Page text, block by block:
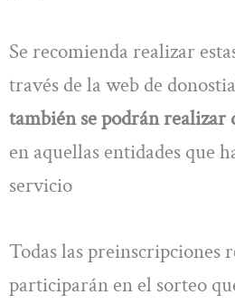
Se recomienda realizar
través de la web de
también se podrán realizar
en aquellas entidades que
servicio
Todas las preinscripciones
participarán en el sorteo